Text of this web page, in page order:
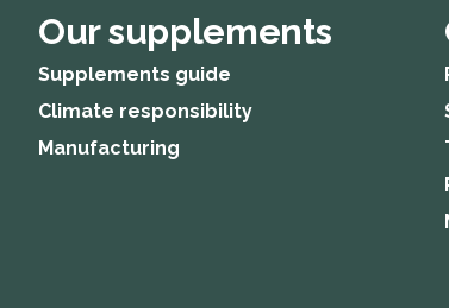
Our supplements
Supplements guide
Climate responsibility
Manufacturing